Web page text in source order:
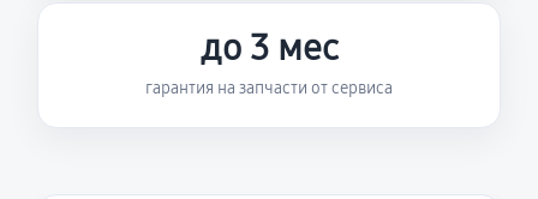
до 3 мес
гарантия на запчасти от сервиса